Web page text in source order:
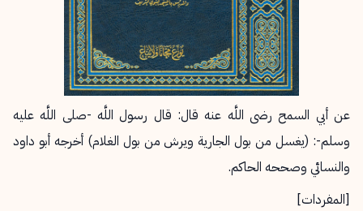
عن أبي السمح رضى اللَّه عنه قال: قال رسول اللَّه -صلى اللَّه عليه
وسلم-: (يغسل من بول الجارية ويرش من بول الغلام) أخرجه أبو داود
والنسائي وصححه الحاكم.
[المفردات]